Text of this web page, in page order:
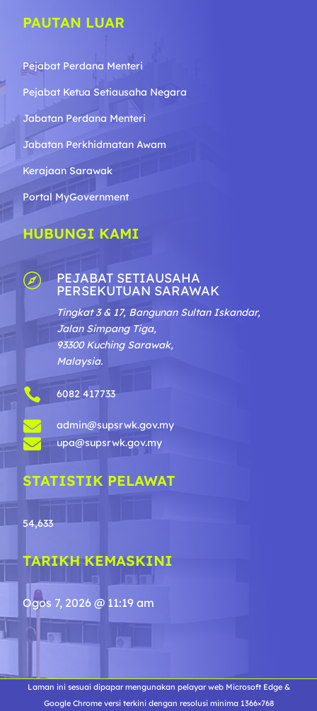
PAUTAN LUAR
Pejabat Perdana Menteri
Pejabat Ketua Setiausaha Negara
Jabatan Perdana Menteri
Jabatan Perkhidmatan Awam
Kerajaan Sarawak
Portal MyGovernment
HUBUNGI KAMI
 PEJABAT SETIAUSAHA
PERSEKUTUAN SARAWAK
Tingkat 3 & 17, Bangunan Sultan Iskandar,
Jalan Simpang Tiga,
93300 Kuching Sarawak,
Malaysia.
 6082 417733
 admin@supsrwk.gov.my
 upa@supsrwk.gov.my
STATISTIK PELAWAT
54,633
TARIKH KEMASKINI
Ogos 7, 2026 @ 11:19 am
Laman ini sesuai dipapar mengunakan pelayar web Microsoft Edge &
Google Chrome versi terkini dengan resolusi minima 1366×768